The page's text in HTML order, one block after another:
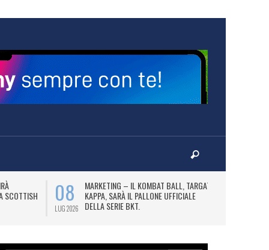
SCOTTISH
08
LUG 2026
MARKETING – IL KOMBAT BALL, TARGATO
KAPPA, SARÀ IL PALLONE UFFICIALE
DELLA SERIE BKT.